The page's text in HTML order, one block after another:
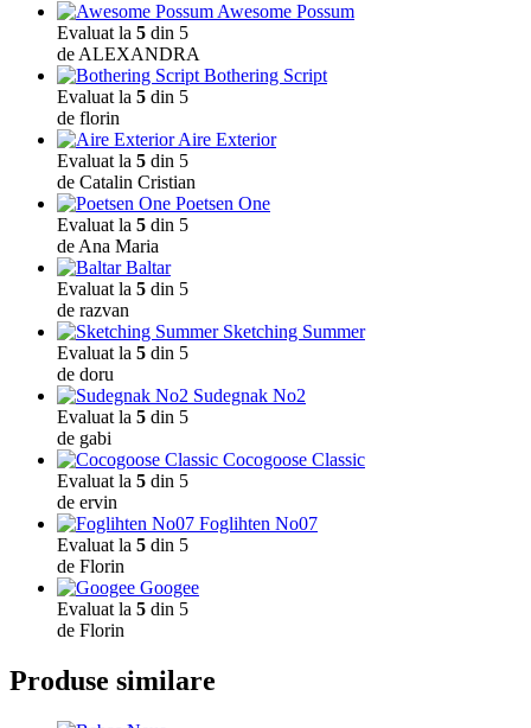
Awesome Possum
Evaluat la 5 din 5
de ALEXANDRA
Bothering Script
Evaluat la 5 din 5
de florin
Aire Exterior
Evaluat la 5 din 5
de Catalin Cristian
Poetsen One
Evaluat la 5 din 5
de Ana Maria
Baltar
Evaluat la 5 din 5
de razvan
Sketching Summer
Evaluat la 5 din 5
de doru
Sudegnak No2
Evaluat la 5 din 5
de gabi
Cocogoose Classic
Evaluat la 5 din 5
de ervin
Foglihten No07
Evaluat la 5 din 5
de Florin
Googee
Evaluat la 5 din 5
de Florin
Produse similare